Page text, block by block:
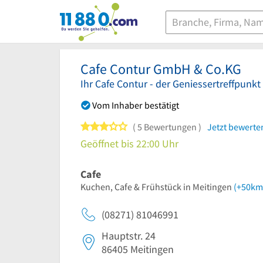
11880.com
Cafe Contur GmbH & Co.KG
Ihr Cafe Contur - der Geniessertreffpunkt
Vom Inhaber bestätigt
3 von 5 Sternen
5 Bewertungen Jetzt
Geöffnet bis 22:00 Uhr
Cafe
Kuchen, Cafe & Frühstück in Meitingen
(08271) 81046991
Hauptstr. 24
86405 Meitingen